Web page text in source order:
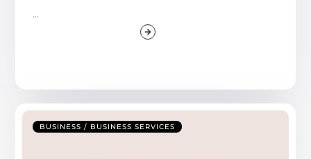
...
BUSINESS / BUSINESS SERVICES